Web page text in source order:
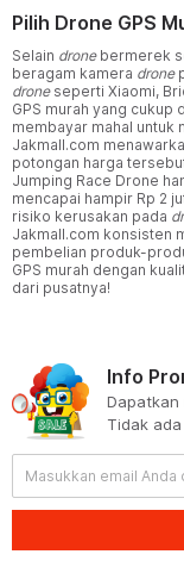
Pilih Drone GPS
Selain drone bermerek
beragam kamera drone
drone seperti Xiaomi,
GPS murah yang cukup
membayar mahal untuk
Jakmall.com
potongan harga
Jumping Race Drone
mencapai hampir Rp 2
risiko kerusakan pada
Jakmall.com konsisten
pembelian produk-
GPS murah dengan
dari pusatnya!
Info
Tidak